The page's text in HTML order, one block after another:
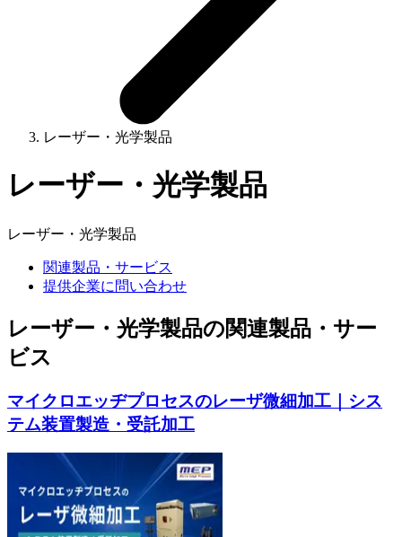
レーザー・光学製品
レーザー・光学製品
レーザー・光学製品
関連製品・サービス
提供企業に問い合わせ
レーザー・光学製品の関連製品・サー
ビス
マイクロエッヂプロセスのレーザ微細加工｜シス
テム装置製造・受託加工